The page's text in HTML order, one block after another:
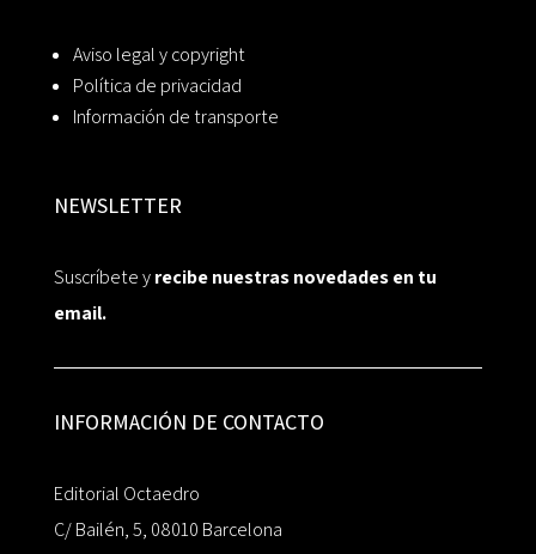
Aviso legal y copyright
Política de privacidad
Información de transporte
NEWSLETTER
Suscríbete yrecibe nuestras novedades en tu
email.
INFORMACIÓN DE CONTACTO
Editorial Octaedro
C/ Bailén, 5, 08010 Barcelona